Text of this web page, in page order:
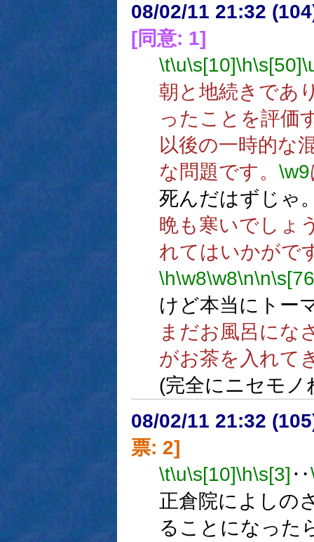
08/02/11 21:32
[同意: 1]
\t\u\s[10]\h\s[50]
朝と地続きであ
ったことを評価
以後の一時的な
な問題です。 \w9
死んだはずじゃ
晩も寒いでしょ
れてはいかがで
\h\w8\w8\n\n
けど本当にトー
まだお風呂にな
がお茶を入れて
(完全にニセモノ
08/02/11 21:32
票: 2]
\t\u\s[10]\h\s[3] ‥
正倉院によしの
ることになった